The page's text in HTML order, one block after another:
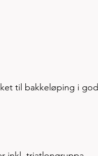
til bakkeløping i